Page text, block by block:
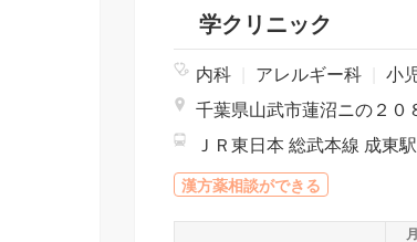
学クリニック
内科 アレルギー科 小
千葉県山武市蓮沼ニの２０
漢方薬相談ができる
月